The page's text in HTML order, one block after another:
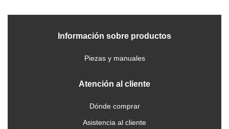
Información sobre productos
Piezas y manuales
Atención al cliente
Dónde comprar
Asistencia al cliente